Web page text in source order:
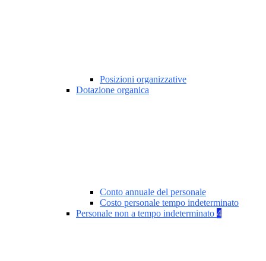
Posizioni organizzative
Dotazione organica
Conto annuale del personale
Costo personale tempo indeterminato
Personale non a tempo indeterminato 4